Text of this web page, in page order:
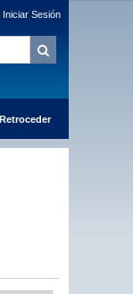
Iniciar Sesión
Retroceder